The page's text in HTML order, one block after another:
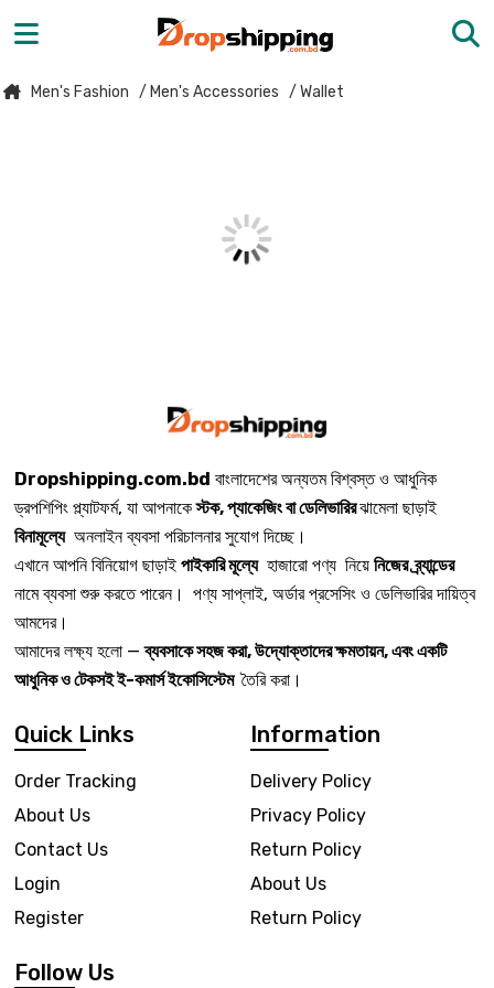
Men's Fashion / Men's Accessories / Wallet
Dropshipping.com.bd বাংলাদেশের অন্যতম বিশ্বস্ত ও আধুনিক
ড্রপশিপিং প্ল্যাটফর্ম, যা আপনাকেস্টক, প্যাকেজিং বা ডেলিভারিরঝামেলা ছাড়াই
বিনামূল্যেঅনলাইন ব্যবসা পরিচালনার সুযোগ দিচ্ছে।
এখানে আপনি বিনিয়োগ ছাড়াই পাইকারি মূল্যেহাজারো পণ্য নিয়ে নিজের ব্র্যান্ডের
নামে ব্যবসা শুরু করতে পারেন। পণ্য সাপ্লাই, অর্ডার প্রসেসিং ও ডেলিভারির দায়িত্ব
আমদের।
আমাদের লক্ষ্য হলো —ব্যবসাকে সহজ করা, উদ্যোক্তাদের ক্ষমতায়ন, এবং একটি
আধুনিক ও টেকসই ই-কমার্স ইকোসিস্টেম তৈরি করা।
Quick Links
Order Tracking
About Us
Contact Us
Login
Register
Information
Delivery Policy
Privacy Policy
Return Policy
About Us
Return Policy
Follow Us